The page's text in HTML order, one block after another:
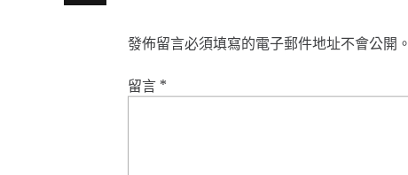
發佈留言必須填寫的電子郵件地址不會公開。
留言 *